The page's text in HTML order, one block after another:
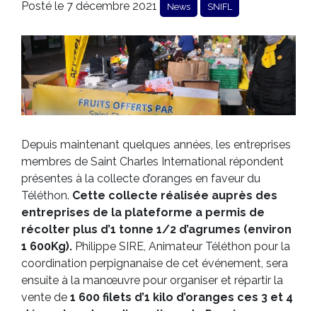
Posté le 7 décembre 2021 News SNIFL
Depuis maintenant quelques années, les entreprises
membres de Saint Charles International répondent
présentes à la collecte d’oranges en faveur du
Téléthon. Cette collecte réalisée auprès des
entreprises de la plateforme a permis de
récolter plus d’1 tonne 1/2 d’agrumes (environ
1 600Kg). Philippe SIRE, Animateur Téléthon pour la
coordination perpignanaise de cet événement, sera
ensuite à la manœuvre pour organiser et répartir la
vente de 1 600 filets d’1 kilo d’oranges ces 3 et 4